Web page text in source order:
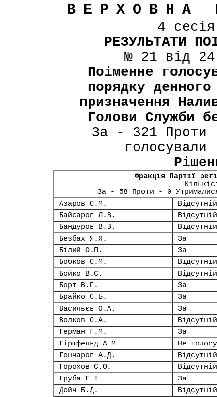
ВЕРХОВНА
4
РЕЗУЛЬТАТИ
№ 21 від
Поіменне
порядку
призначення
Голови Cлужби
За - 321 Проти
Фракція Партії
За - 58 Проти - 0
Азаров О.М.
Відсутній
Байсаров Л.В.
Відсутній
Бандуров В.В.
Відсутній
Безбах Я.Я.
За
Білий О.П.
За
Бобков О.М.
Відсутній
Бойко В.С.
Відсутній
Борт В.П.
За
Брайко С.Б.
За
Васильєв О.А.
За
Волков О.А.
Відсутній
Герман Г.М.
За
Гіршфельд А.М.
Не
Гончаров А.Д.
Відсутній
Горохов С.О.
Відсутній
Груба Г.І.
За
Дейч Б.Д.
Відсутній